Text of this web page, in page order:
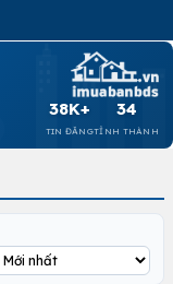
38K+
TIN ĐĂNG
34
TỈNH THÀNH